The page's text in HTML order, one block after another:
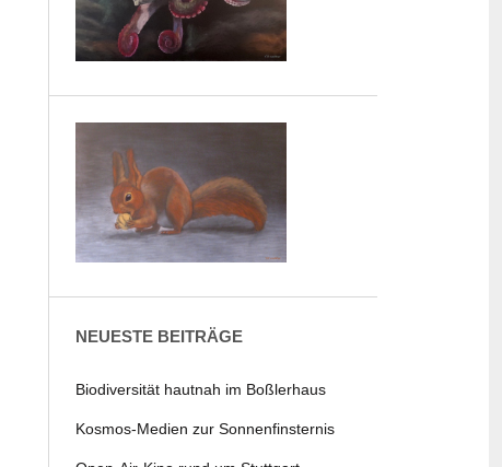
NEUESTE BEITRÄGE
Biodiversität hautnah im Boßlerhaus
Kosmos-Medien zur Sonnenfinsternis